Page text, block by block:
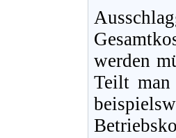
werden
Teilt man